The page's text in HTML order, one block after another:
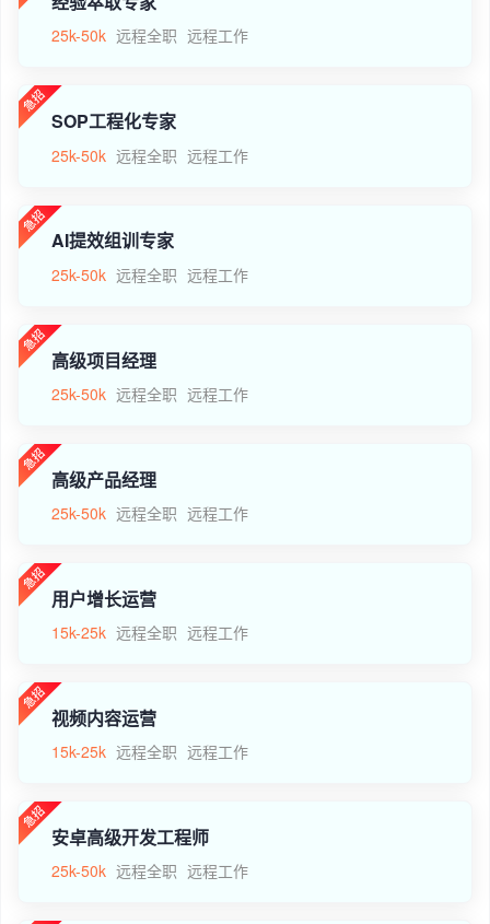
25k-50k 远程全职 远程工作
SOP工程化专家
25k-50k 远程全职 远程工作
AI提效组训专家
25k-50k 远程全职 远程工作
高级项目经理
25k-50k 远程全职 远程工作
高级产品经理
25k-50k 远程全职 远程工作
用户增长运营
15k-25k 远程全职 远程工作
视频内容运营
15k-25k 远程全职 远程工作
安卓高级开发工程师
25k-50k 远程全职 远程工作